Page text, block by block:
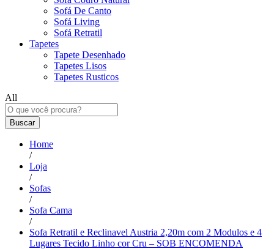
Sofá De Canto
Sofá Living
Sofá Retratil
Tapetes
Tapete Desenhado
Tapetes Lisos
Tapetes Rusticos
All
Buscar
Home
/
Loja
/
Sofas
/
Sofa Cama
/
Sofa Retratil e Reclinavel Austria 2,20m com 2 Modulos e 4
Lugares Tecido Linho cor Cru – SOB ENCOMENDA